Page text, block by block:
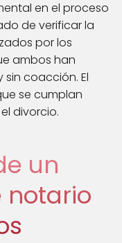
en el proceso
de verificar la
por los
ambos han
coacción. El
se cumplan
divorcio.
un
notario